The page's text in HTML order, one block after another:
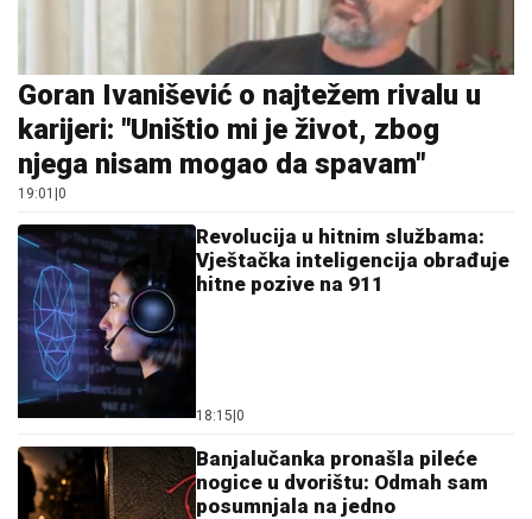
Goran Ivanišević o najtežem rivalu u
karijeri: "Uništio mi je život, zbog
njega nisam mogao da spavam"
19:01 0
Revolucija u hitnim službama:
Vještačka inteligencija obrađuje
hitne pozive na 911
18:15 0
Banjalučanka pronašla pileće
nogice u dvorištu: Odmah sam
posumnjala na jedno